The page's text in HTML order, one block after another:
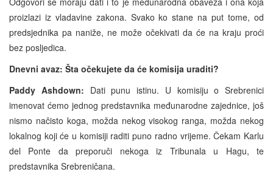
proizlazi iz vladavine zakona. Svako ko stane na put tome, od
predsjednika pa naniže, ne može očekivati da će na kraju proći
bez posljedica.
Dnevni avaz: Šta očekujete da će komisija uraditi?
Paddy Ashdown: Dati punu istinu. U komisiju o Srebrenici
imenovat ćemo jednog predstavnika međunarodne zajednice, još
nismo načisto koga, možda nekog visokog ranga, možda nekog
lokalnog koji će u komisiji raditi puno radno vrijeme. Čekam Karlu
del Ponte da preporuči nekoga iz Tribunala u Hagu, te
predstavnika Srebreničana.